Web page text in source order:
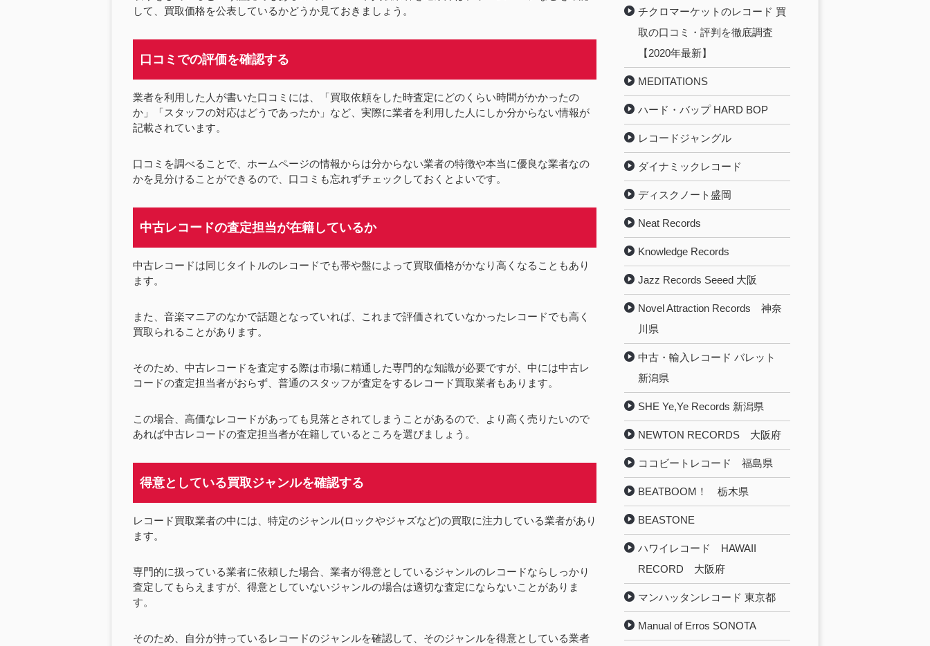
して、買取価格を公表しているかどうか見ておきましょう。
口コミでの評価を確認する
業者を利用した人が書いた口コミには、「買取依頼をした時査定にどのくらい時間がかかったの
か」「スタッフの対応はどうであったか」など、実際に業者を利用した人にしか分からない情報が
記載されています。
口コミを調べることで、ホームページの情報からは分からない業者の特徴や本当に優良な業者なの
かを見分けることができるので、口コミも忘れずチェックしておくとよいです。
中古レコードの査定担当が在籍しているか
中古レコードは同じタイトルのレコードでも帯や盤によって買取価格がかなり高くなることもあり
ます。
また、音楽マニアのなかで話題となっていれば、これまで評価されていなかったレコードでも高く
買取られることがあります。
そのため、中古レコードを査定する際は市場に精通した専門的な知識が必要ですが、中には中古レ
コードの査定担当者がおらず、普通のスタッフが査定をするレコード買取業者もあります。
この場合、高価なレコードがあっても見落とされてしまうことがあるので、より高く売りたいので
あれば中古レコードの査定担当者が在籍しているところを選びましょう。
得意としている買取ジャンルを確認する
レコード買取業者の中には、特定のジャンル(ロックやジャズなど)の買取に注力している業者があり
ます。
専門的に扱っている業者に依頼した場合、業者が得意としているジャンルのレコードならしっかり
査定してもらえますが、得意としていないジャンルの場合は適切な査定にならないことがありま
す。
そのため、自分が持っているレコードのジャンルを確認して、そのジャンルを得意としている業者
チクロマーケットのレコード 買
取の口コミ・評判を徹底調査
【2020年最新】
MEDITATIONS
ハード・バップ HARD BOP
レコードジャングル
ダイナミックレコード
ディスクノート盛岡
Neat Records
Knowledge Records
Jazz Records Seeed 大阪
Novel Attraction Records 神奈
川県
中古・輸入レコード バレット
新潟県
SHE Ye,Ye Records 新潟県
NEWTON RECORDS 大阪府
ココビートレコード 福島県
BEATBOOM！ 栃木県
BEASTONE
ハワイレコード HAWAII
RECORD 大阪府
マンハッタンレコード 東京都
Manual of Erros SONOTA